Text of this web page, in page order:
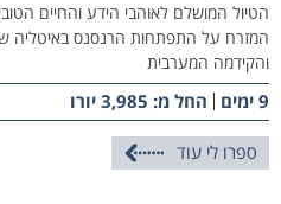
הטיול המושלם לאוהבי הידע והחיים
המזרח על התפתחות הרנסנס באיטליה
והקידמה המערבית
9 ימים החל מ: 3,985 יורו
ספרו לי עוד